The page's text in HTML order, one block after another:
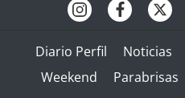
Diario Perfil Noticias
Weekend
Parabrisas